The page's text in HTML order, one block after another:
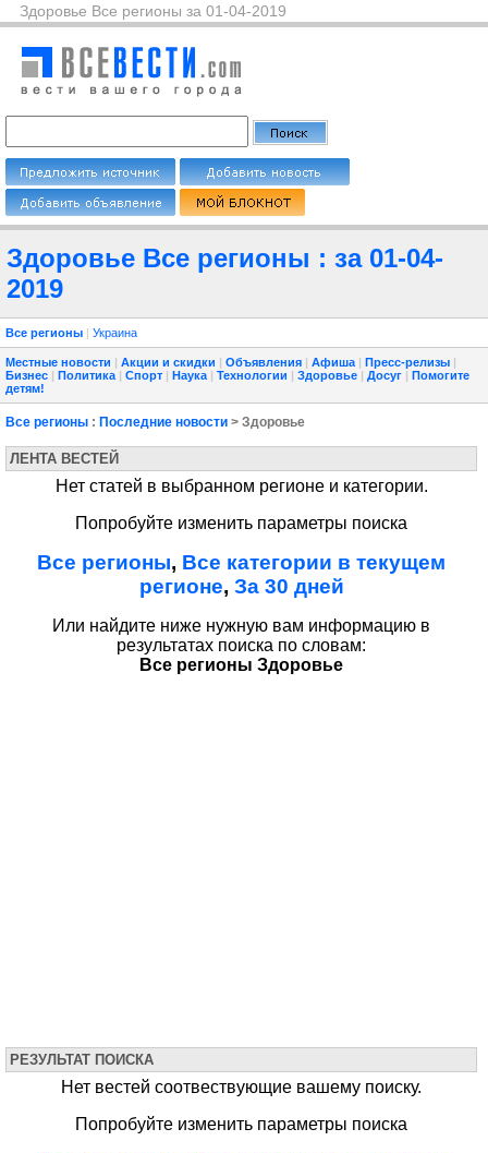
Здоровье Все регионы за 01-04-2019
Здоровье Все регионы : за 01-04-
2019
Все регионы | Украина
Местные новости | Акции и скидки | Объявления | Афиша | Пресс-релизы |
Бизнес | Политика | Спорт | Наука | Технологии | Здоровье | Досуг | Помогите
детям!
Все регионы : Последние новости > Здоровье
ЛЕНТА ВЕСТЕЙ
Нет статей в выбранном регионе и категории.
Попробуйте изменить параметры поиска
Все регионы, Все категории в текущем
регионе, За 30 дней
Или найдите ниже нужную вам информацию в
результатах поиска по словам:
Все регионы Здоровье
РЕЗУЛЬТАТ ПОИСКА
Нет вестей соотвествующие вашему поиску.
Попробуйте изменить параметры поиска